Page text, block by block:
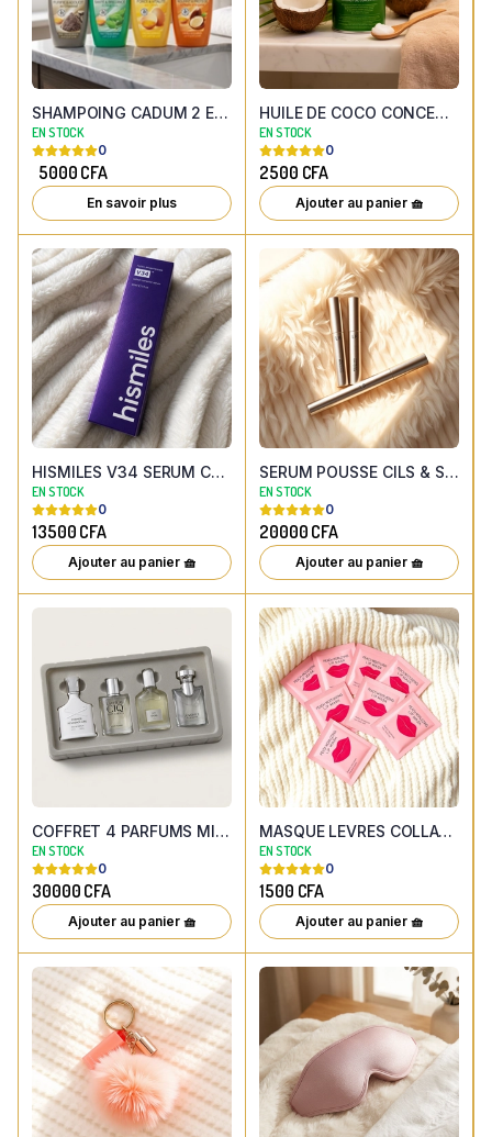
SHAMPOING CADUM 2 EN 1 ( 4 parfums aux choix ) 650ML
EN STOCK
0
5000 CFA
En savoir plus
HUILE DE COCO CONCENTREE 100% NATURELLE
EN STOCK
0
2500 CFA
Ajouter au panier 🧺
HISMILES V34 SERUM CORRECTEUR DE COULEUR
EN STOCK
0
13500 CFA
Ajouter au panier 🧺
SERUM POUSSE CILS & SOURCILS
EN STOCK
0
20000 CFA
Ajouter au panier 🧺
COFFRET 4 PARFUMS MINIATURES
EN STOCK
0
30000 CFA
Ajouter au panier 🧺
MASQUE LEVRES COLLAGE PECHE ( PATCH HYDRATANT A LA PECHE ET AU COLLAGENE POUR DES LEVRES REPULPEES )
EN STOCK
0
1500 CFA
Ajouter au panier 🧺